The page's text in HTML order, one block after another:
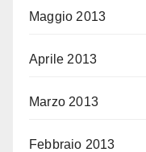
Maggio 2013
Aprile 2013
Marzo 2013
Febbraio 2013